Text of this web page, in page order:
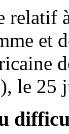
relatif
et
le 25